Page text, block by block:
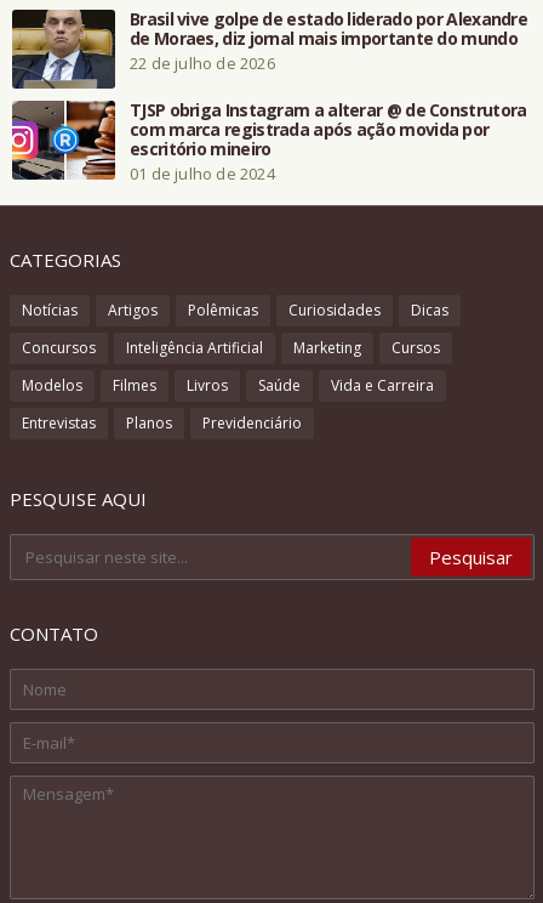
Brasil vive golpe de estado liderado por Alexandre
de Moraes, diz jornal mais importante do mundo
22 de julho de 2026
TJSP obriga Instagram a alterar @ de Construtora
com marca registrada após ação movida por
escritório mineiro
01 de julho de 2024
CATEGORIAS
Notícias Artigos Polêmicas Curiosidades
Dicas
Concursos
Inteligência Artificial Marketing
Cursos
Modelos
Filmes Livros Saúde
Vida e Carreira
Entrevistas
Planos Previdenciário
PESQUISE AQUI
CONTATO